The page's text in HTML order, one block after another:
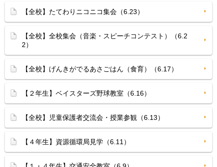
【全校】たてわりニコニコ集会（6.23）
【全校】全校集会（音楽・スピーチコンテスト）（6.2
2）
【全校】げんきがでるあさごはん（食育）（6.17）
【２年生】ベイスターズ野球教室（6.16）
【全校】児童保護者交流会・授業参観（6.13）
【４年生】資源循環局見学（6.11）